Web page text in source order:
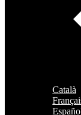
Català